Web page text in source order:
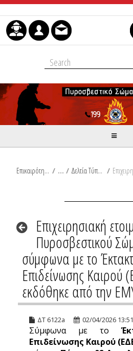
Skip to Content
Επικαιρότητα / Δελτία Τύπου /
Επιχειρησιακή
Πυροσβεστικού
σύμφωνα με το
Επιδείνωσης Καιρού
εκδόθηκε από την
ΔΤ 6122a 02/04/2026 13:51
Σύμφωνα με το
Επιδείνωσης Καιρού